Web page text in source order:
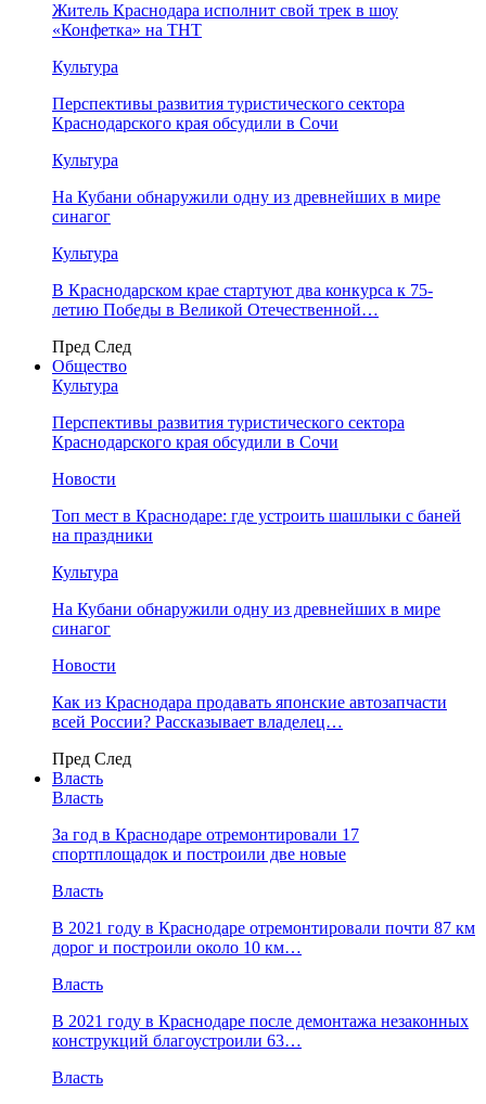
Житель Краснодара исполнит свой трек в шоу
«Конфетка» на ТНТ
Культура
Перспективы развития туристического сектора
Краснодарского края обсудили в Сочи
Культура
На Кубани обнаружили одну из древнейших в мире
синагог
Культура
В Краснодарском крае стартуют два конкурса к 75-
летию Победы в Великой Отечественной…
Пред След
Общество
Культура
Перспективы развития туристического сектора
Краснодарского края обсудили в Сочи
Новости
Топ мест в Краснодаре: где устроить шашлыки с баней
на праздники
Культура
На Кубани обнаружили одну из древнейших в мире
синагог
Новости
Как из Краснодара продавать японские автозапчасти
всей России? Рассказывает владелец…
Пред След
Власть
Власть
За год в Краснодаре отремонтировали 17
спортплощадок и построили две новые
Власть
В 2021 году в Краснодаре отремонтировали почти 87 км
дорог и построили около 10 км…
Власть
В 2021 году в Краснодаре после демонтажа незаконных
конструкций благоустроили 63…
Власть